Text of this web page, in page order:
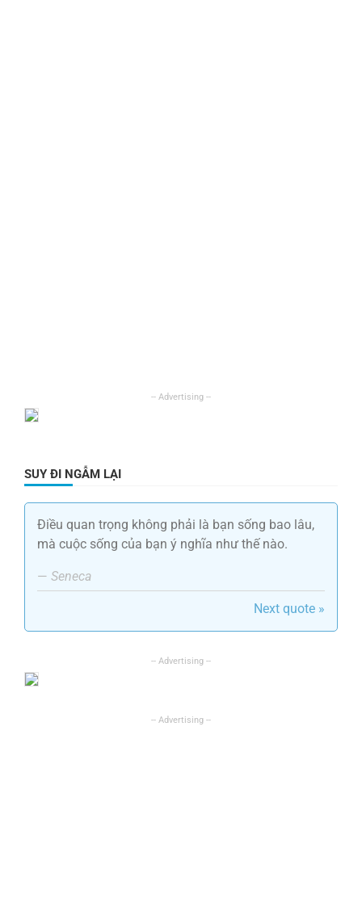
SUY ĐI NGẪM LẠI
Điều quan trọng không phải là bạn sống bao lâu,
mà cuộc sống của bạn ý nghĩa như thế nào.
— Seneca
Next quote »